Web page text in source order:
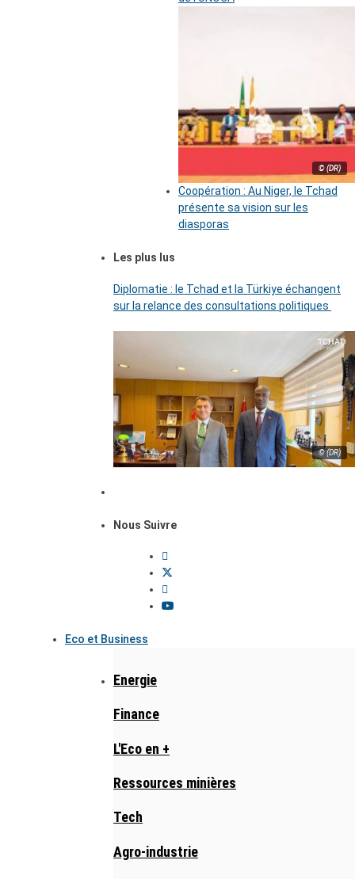
© (DR)
Coopération : Au Niger, le Tchad
présente sa vision sur les
diasporas
Les plus lus
Diplomatie : le Tchad et la Türkiye échangent
sur la relance des consultations politiques
© (DR)
Nous Suivre
Eco et Business
Energie
Finance
L'Eco en +
Ressources minières
Tech
Agro-industrie